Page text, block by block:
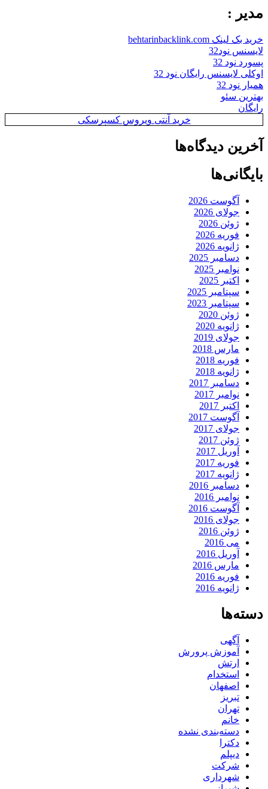
مدیر :
خرید بک لینک behtarinbacklink.com
لایسنس نود32
پسورد نود 32
اوکلی لایسنس رایگان نود 32
همیار نود 32
بهترین سئو
رایگان
خرید آنتی ویروس کسپرسکی
آخرین دیدگاه‌ها
بایگانی‌ها
آگوست 2026
جولای 2026
ژوئن 2026
فوریه 2026
ژانویه 2026
دسامبر 2025
نوامبر 2025
اکتبر 2025
سپتامبر 2025
سپتامبر 2023
ژوئن 2020
ژانویه 2020
جولای 2019
مارس 2018
فوریه 2018
ژانویه 2018
دسامبر 2017
نوامبر 2017
اکتبر 2017
آگوست 2017
جولای 2017
ژوئن 2017
آوریل 2017
فوریه 2017
ژانویه 2017
دسامبر 2016
نوامبر 2016
آگوست 2016
جولای 2016
ژوئن 2016
می 2016
آوریل 2016
مارس 2016
فوریه 2016
ژانویه 2016
دسته‌ها
آگهی
آموزش پرورش
ارتش
استخدام
اصفهان
تبریز
تهران
خانم
دسته‌بندی نشده
دکترا
دیپلم
شرکت
شهرداری